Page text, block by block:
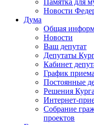
Памятка для
Новости
Дума
Общая
Новости
Ваш депутат
Депутаты
Кабинет
График
Постоянные
Решения
Интернет-
Собрание
проектов